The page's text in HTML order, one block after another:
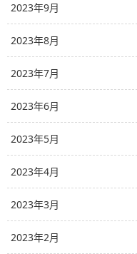
2023年9月
2023年8月
2023年7月
2023年6月
2023年5月
2023年4月
2023年3月
2023年2月